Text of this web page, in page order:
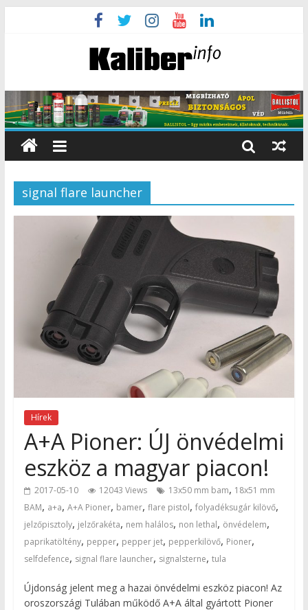
signal flare launcher
Hírek
A+A Pioner: ÚJ önvédelmi
eszköz a magyar piacon!
2017-05-10 12043 Views 13x50 mm bam, 18x51 mm
BAM, a+a, A+A Pioner, bamer, flare pistol, folyadéksugár kilövő,
jelzőpisztoly, jelzőrakéta, nem halálos, non lethal, önvédelem,
paprikatöltény, pepper, pepper jet, pepperkilövő, Pioner,
selfdefence, signal flare launcher, signalsterne, tula
Újdonság jelent meg a hazai önvédelmi eszköz piacon! Az
oroszországi Tulában működő A+A által gyártott Pioner